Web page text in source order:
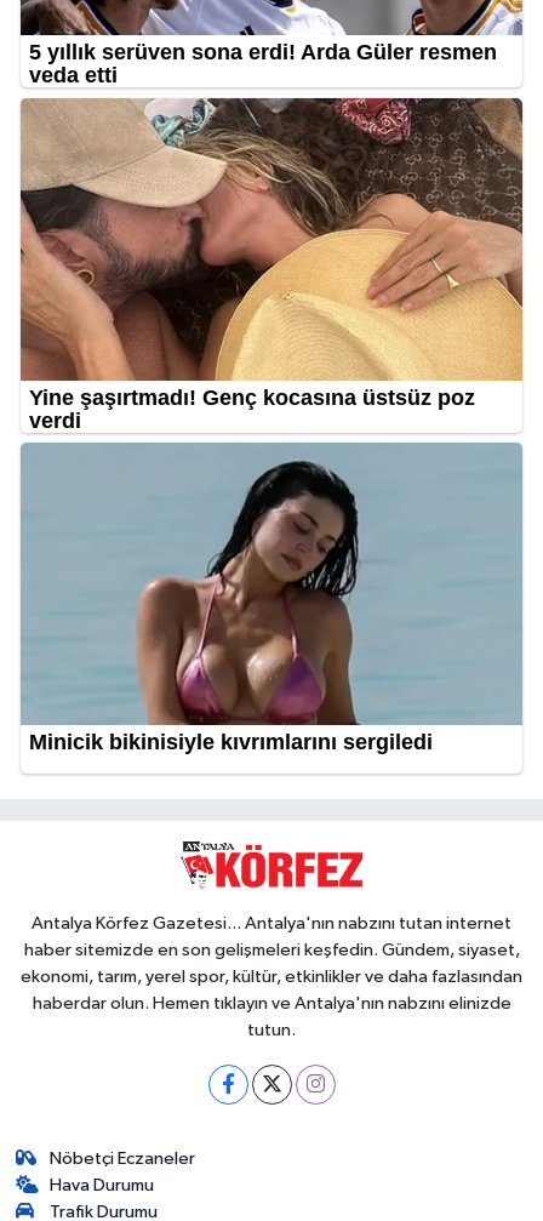
Antalya Körfez Gazetesi... Antalya'nın nabzını tutan internet
haber sitemizde en son gelişmeleri keşfedin. Gündem, siyaset,
ekonomi, tarım, yerel spor, kültür, etkinlikler ve daha fazlasından
haberdar olun. Hemen tıklayın ve Antalya'nın nabzını elinizde
tutun.
Nöbetçi Eczaneler
Hava Durumu
Trafik Durumu